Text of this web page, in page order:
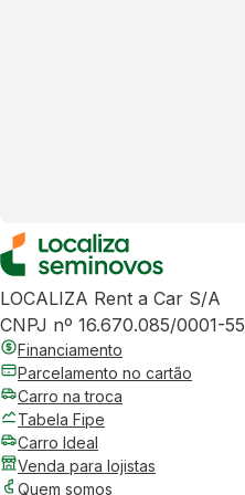
LOCALIZA Rent a Car S/A
CNPJ nº 16.670.085/0001-55
Financiamento
Parcelamento no cartão
Carro na troca
Tabela Fipe
Carro Ideal
Venda para lojistas
Quem somos